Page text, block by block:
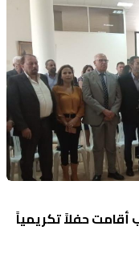
حفلاً تكريمياً